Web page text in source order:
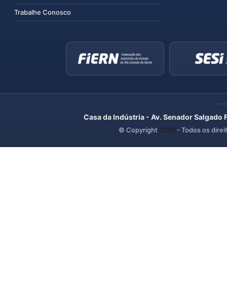
Trabalhe Conosco
Casa da Indústria - Av. Senador
© Copyright 2026 - Todos os